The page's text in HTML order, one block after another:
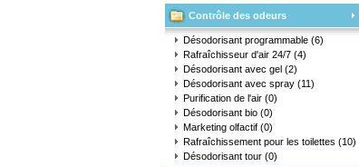
Contrôle des odeurs
Désodorisant programmable (6)
Rafraîchisseur d'air 24/7 (4)
Désodorisant avec gel (2)
Désodorisant avec spray (11)
Purification de l'air (0)
Désodorisant bio (0)
Marketing olfactif (0)
Rafraîchissement pour les toilettes (10)
Désodorisant tour (0)